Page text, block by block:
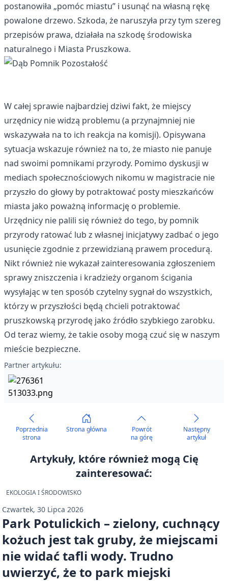
postanowiła „pomóc miastu” i usunąć na własną rękę
powalone drzewo. Szkoda, że naruszyła przy tym szereg
przepisów prawa, działała na szkodę środowiska
naturalnego i Miasta Pruszkowa.
W całej sprawie najbardziej dziwi fakt, że miejscy
urzędnicy nie widzą problemu (a przynajmniej nie
wskazywała na to ich reakcja na komisji). Opisywana
sytuacja wskazuje również na to, że miasto nie panuje
nad swoimi pomnikami przyrody. Pomimo dyskusji w
mediach społecznościowych nikomu w magistracie nie
przyszło do głowy by potraktować posty mieszkańców
miasta jako poważną informację o problemie.
Urzędnicy nie palili się również do tego, by pomnik
przyrody ratować lub z własnej inicjatywy zadbać o jego
usunięcie zgodnie z przewidzianą prawem procedurą.
Nikt również nie wykazał zainteresowania zgłoszeniem
sprawy zniszczenia i kradzieży organom ścigania
wysyłając w ten sposób czytelny sygnał do wszystkich,
którzy w przyszłości będą chcieli potraktować
pruszkowską przyrodę jako źródło szybkiego zarobku.
Od teraz wiemy, że takie osoby mogą czuć się w naszym
mieście bezpieczne.
Partner artykułu:
Poprzednia
strona
Strona główna
Powrót
na górę
Następny
artykuł
Artykuły, które również mogą Cię
zainteresować:
EKOLOGIA I ŚRODOWISKO
Czwartek, 30 Lipca 2026
Park Potulickich – zielony, cuchnący
kożuch jest tak gruby, że miejscami
nie widać tafli wody. Trudno
uwierzyć, że to park miejski